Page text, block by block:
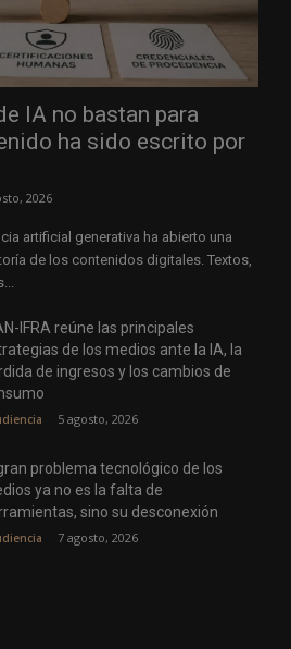
IA no bastan para
ha sido escrito por
2026
artificial generativa ha abierto una
de los contenidos digitales. Textos,
IFRA reúne las principales
de los medios ante la IA, la
de ingresos y los cambios de
5 agosto, 2026
problema tecnológico de los
ya no es la falta de
sino su desconexión
7 agosto, 2026